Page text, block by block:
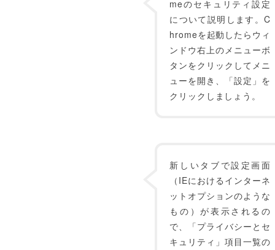
meのセキュリティ設定
について説明します。C
hromeを起動したらウィ
ンドウ右上のメニューボ
タンをクリックしてメニ
ューを開き、「設定」を
クリックしましょう。
新しいタブで設定画面
（IEにおけるインターネ
ットオプションのような
もの）が表示されるの
で、「プライバシーとセ
キュリティ」項目一覧の